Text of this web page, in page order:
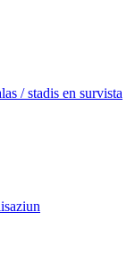
/ stadis en survista